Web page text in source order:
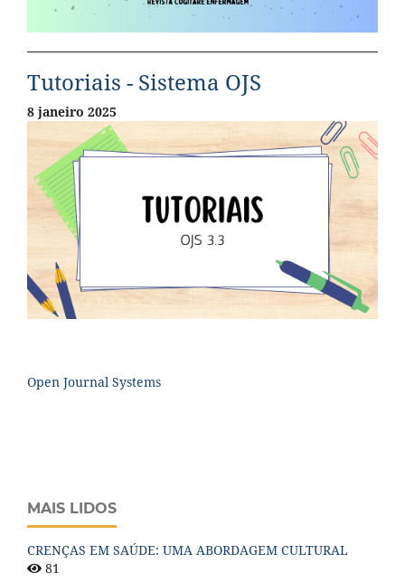
Tutoriais - Sistema OJS
8 janeiro 2025
Open Journal Systems
MAIS LIDOS
CRENÇAS EM SAÚDE: UMA ABORDAGEM CULTURAL
81